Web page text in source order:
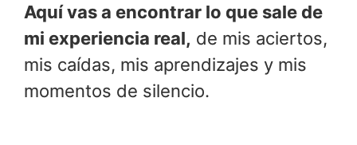
Aquí vas a encontrar lo que sale de
mi experiencia real, de mis aciertos,
mis caídas, mis aprendizajes y mis
momentos de silencio.